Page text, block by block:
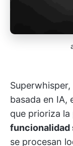
basada en IA,
que prioriza la
funcionalidad
se procesan